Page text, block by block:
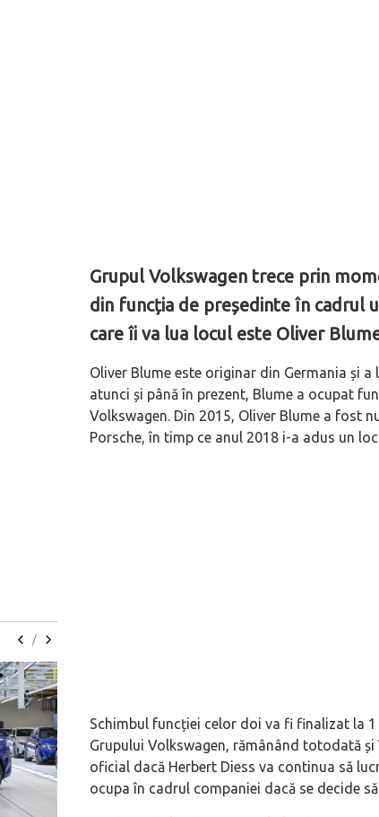
Grupul Volkswagen trece prin
din funcția de președinte în cadrul
care îi va lua locul este Oliver
Oliver Blume este originar din Germania și
atunci și până în prezent, Blume a ocupat
Volkswagen. Din 2015, Oliver Blume a fost
Porsche, în timp ce anul 2018 i-a adus un
Schimbul funcției celor doi va fi finalizat la 1
Grupului Volkswagen, rămânând totodată
oficial dacă Herbert Diess va continua să
ocupa în cadrul companiei dacă se decide
/